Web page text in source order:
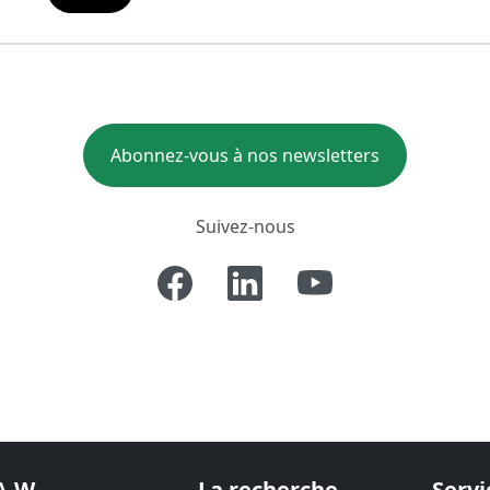
Abonnez-vous à nos newsletters
Suivez-nous